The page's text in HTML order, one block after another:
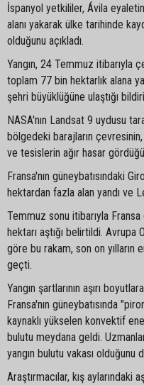
İspanyol yetkililer, Ávila
alanı yakarak ülke tarihinde
olduğunu açıkladı.
Yangın, 24 Temmuz itibarıyla
toplam 77 bin hektarlık alana
şehri büyüklüğüne ulaştığı
NASA'nın Landsat 9 uydusu
bölgedeki barajların
ve tesislerin ağır hasar
Fransa'nın güneybatısındaki
hektardan fazla alan yandı ve
Temmuz sonu itibarıyla Fransa
hektarı aştığı belirtildi. Avrupa
göre bu rakam, son on yılların
geçti.
Yangın şartlarının aşırı
Fransa'nın güneybatısında
kaynaklı yükselen konvektif
bulutu meydana geldi.
yangın bulutu vakası olduğunu
Araştırmacılar, kış aylarındaki